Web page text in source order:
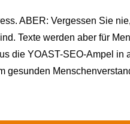
ABER: Vergessen Sie
Texte werden aber für
die YOAST-SEO-Ampel in
gesunden